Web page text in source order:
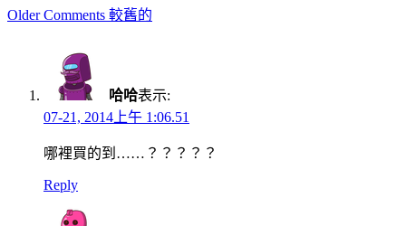
Comment
Older Comments 較舊的
哈哈表示:
07-21, 2014上午 1:06.51
哪裡買的到……？？？？？
Reply